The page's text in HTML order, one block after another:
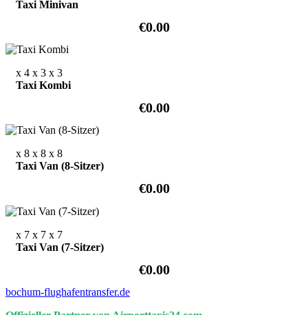
Taxi Minivan
€0.00
x 4 x 3 x 3
Taxi Kombi
€0.00
x 8 x 8 x 8
Taxi Van (8-Sitzer)
€0.00
x 7 x 7 x 7
Taxi Van (7-Sitzer)
€0.00
bochum-flughafentransfer.de